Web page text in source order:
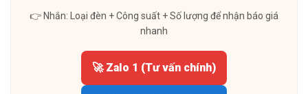
👉 Nhắn: Loại đèn + Công suất + Số lượng để nhận báo giá
nhanh
🚀 Zalo 1 (Tư vấn chính)